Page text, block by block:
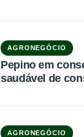
AGRONEGÓCIO
Pepino em
saudável de
AGRONEGÓCIO